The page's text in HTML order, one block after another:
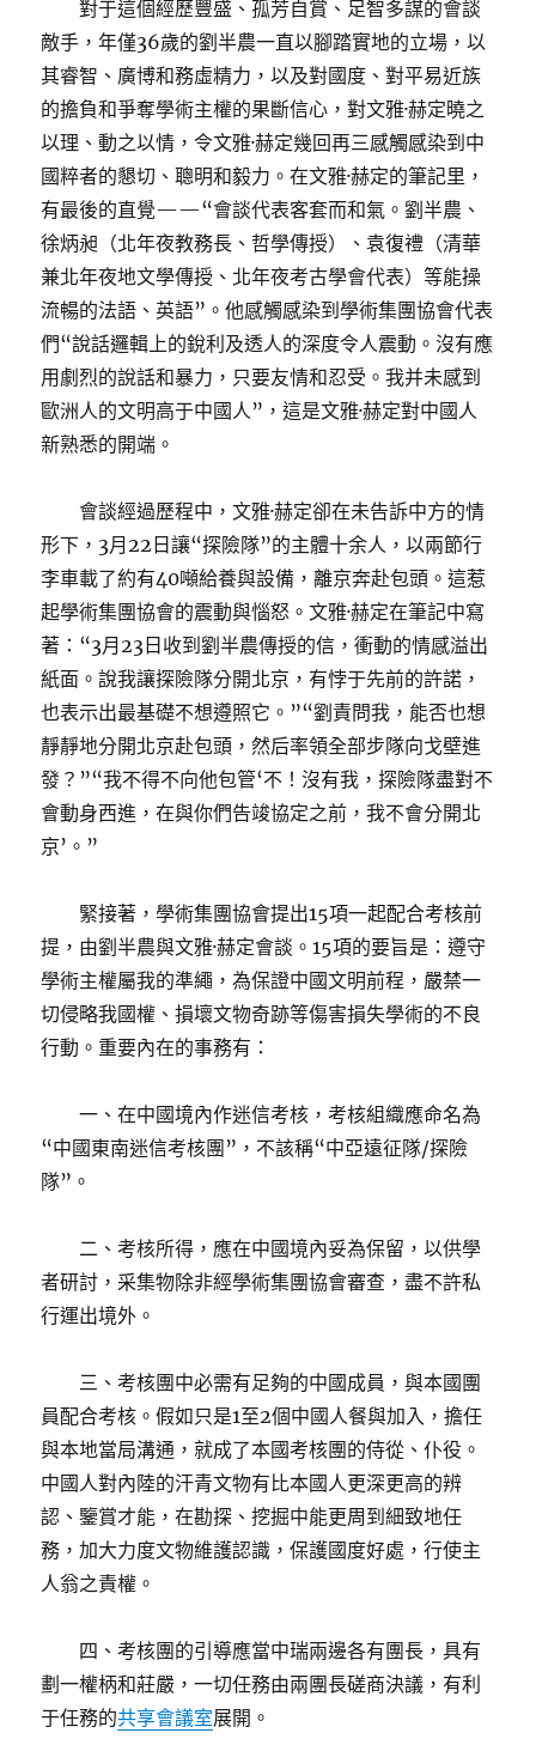
對于這個經歷豐盛、孤芳自賞、足智多謀的會談
敵手，年僅36歲的劉半農一直以腳踏實地的立場，以
其睿智、廣博和務虛精力，以及對國度、對平易近族
的擔負和爭奪學術主權的果斷信心，對文雅·赫定曉之
以理、動之以情，令文雅·赫定幾回再三感觸感染到中
國粹者的懇切、聰明和毅力。在文雅·赫定的筆記里，
有最後的直覺——“會談代表客套而和氣。劉半農、
徐炳昶（北年夜教務長、哲學傳授）、袁復禮（清華
兼北年夜地文學傳授、北年夜考古學會代表）等能操
流暢的法語、英語”。他感觸感染到學術集團協會代表
們“說話邏輯上的銳利及透人的深度令人震動。沒有應
用劇烈的說話和暴力，只要友情和忍受。我并未感到
歐洲人的文明高于中國人”，這是文雅·赫定對中國人
新熟悉的開端。
會談經過歷程中，文雅·赫定卻在未告訴中方的情
形下，3月22日讓“探險隊”的主體十余人，以兩節行
李車載了約有40噸給養與設備，離京奔赴包頭。這惹
起學術集團協會的震動與惱怒。文雅·赫定在筆記中寫
著：“3月23日收到劉半農傳授的信，衝動的情感溢出
紙面。說我讓探險隊分開北京，有悖于先前的許諾，
也表示出最基礎不想遵照它。”“劉責問我，能否也想
靜靜地分開北京赴包頭，然后率領全部步隊向戈壁進
發？”“我不得不向他包管‘不！沒有我，探險隊盡對不
會動身西進，在與你們告竣協定之前，我不會分開北
京’。”
緊接著，學術集團協會提出15項一起配合考核前
提，由劉半農與文雅·赫定會談。15項的要旨是：遵守
學術主權屬我的準繩，為保證中國文明前程，嚴禁一
切侵略我國權、損壞文物奇跡等傷害損失學術的不良
行動。重要內在的事務有：
一、在中國境內作迷信考核，考核組織應命名為
“中國東南迷信考核團”，不該稱“中亞遠征隊/探險
隊”。
二、考核所得，應在中國境內妥為保留，以供學
者研討，采集物除非經學術集團協會審查，盡不許私
行運出境外。
三、考核團中必需有足夠的中國成員，與本國團
員配合考核。假如只是1至2個中國人餐與加入，擔任
與本地當局溝通，就成了本國考核團的侍從、仆役。
中國人對內陸的汗青文物有比本國人更深更高的辨
認、鑒賞才能，在勘探、挖掘中能更周到細致地任
務，加大力度文物維護認識，保護國度好處，行使主
人翁之責權。
四、考核團的引導應當中瑞兩邊各有團長，具有
劃一權柄和莊嚴，一切任務由兩團長磋商決議，有利
于任務的共享會議室展開。